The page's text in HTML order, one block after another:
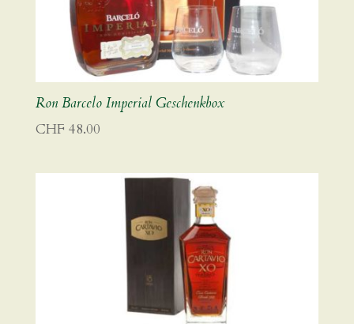
Ron Barcelo Imperial Geschenkbox
CHF 48.00